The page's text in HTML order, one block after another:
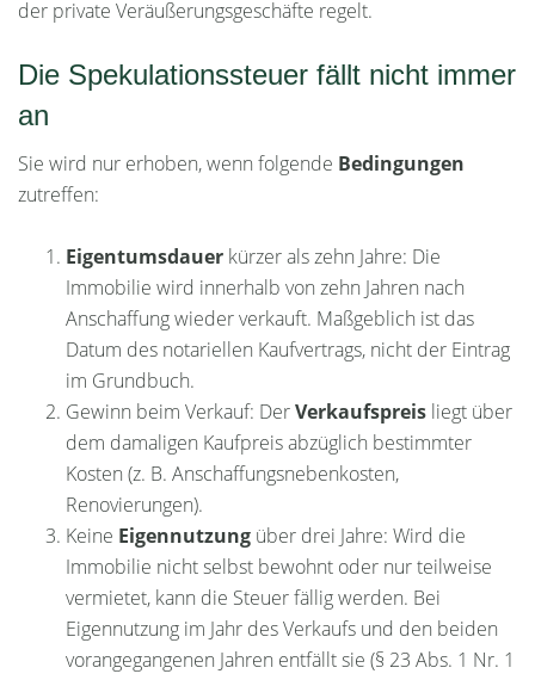
der private Veräußerungsgeschäfte regelt.
Die Spekulationssteuer fällt nicht immer
an
Sie wird nur erhoben, wenn folgende Bedingungen
zutreffen:
Eigentumsdauer kürzer als zehn Jahre: Die
Immobilie wird innerhalb von zehn Jahren nach
Anschaffung wieder verkauft. Maßgeblich ist das
Datum des notariellen Kaufvertrags, nicht der Eintrag
im Grundbuch.
Gewinn beim Verkauf: DerVerkaufspreis liegt über
dem damaligen Kaufpreis abzüglich bestimmter
Kosten (z. B. Anschaffungsnebenkosten,
Renovierungen).
Keine Eigennutzung über drei Jahre: Wird die
Immobilie nicht selbst bewohnt oder nur teilweise
vermietet, kann die Steuer fällig werden. Bei
Eigennutzung im Jahr des Verkaufs und den beiden
vorangegangenen Jahren entfällt sie (§ 23 Abs. 1 Nr. 1